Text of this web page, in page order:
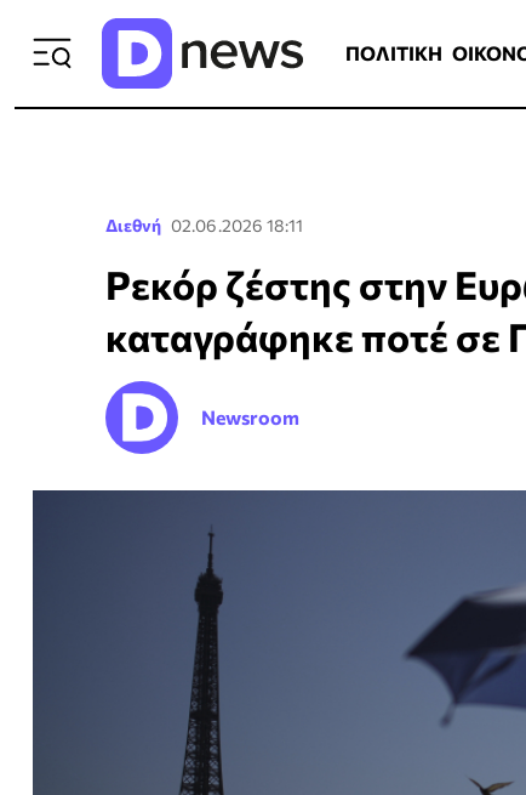
ΠΟΛΙΤΙΚΗ
Διεθνή 02.06.2026 18:11
Ρεκόρ ζέστης στην
καταγράφηκε ποτέ σε
Newsroom